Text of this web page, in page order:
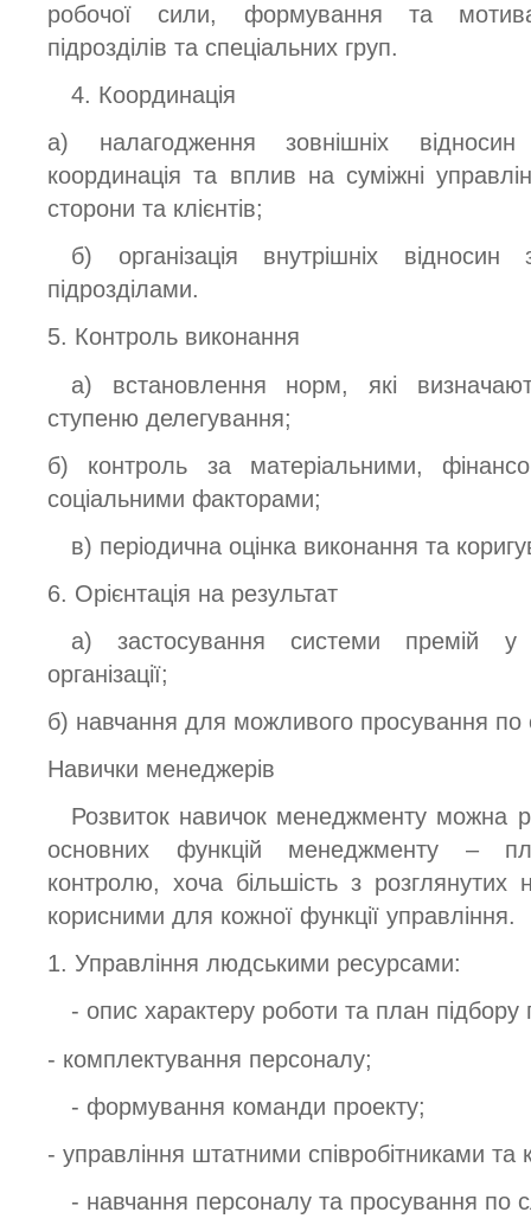
робочої сили, формування та
підрозділів та спеціальних груп.
4. Координація
а) налагодження зовнішніх
координація та вплив на суміжні
сторони та клієнтів;
б) організація внутрішніх відносин
підрозділами.
5. Контроль виконання
а) встановлення норм, які
ступеню делегування;
б) контроль за матеріальними,
соціальними факторами;
в) періодична оцінка виконання та
6. Орієнтація на результат
а) застосування системи премій у
організації;
б) навчання для можливого просування по
Навички менеджерів
Розвиток навичок менеджменту можна
основних функцій менеджменту –
контролю, хоча більшість з
корисними для кожної функції управління.
1. Управління людськими ресурсами:
- опис характеру роботи та план підбору
- комплектування персоналу;
- формування команди проекту;
- управління штатними співробітниками та
- навчання персоналу та просування по